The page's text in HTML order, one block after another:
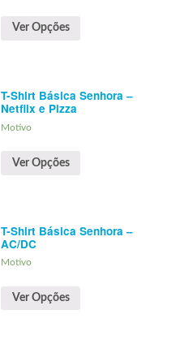
Ver Opções
T-Shirt Básica Senhora –
Netflix e Pizza
Motivo
Ver Opções
T-Shirt Básica Senhora –
AC/DC
Motivo
Ver Opções